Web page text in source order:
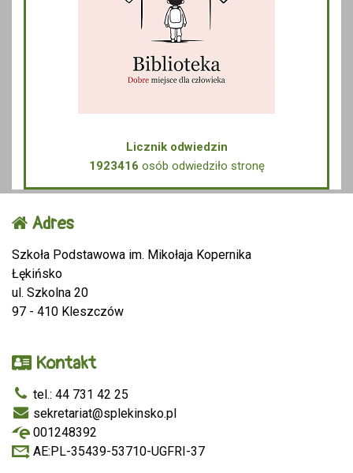
Licznik odwiedzin
1923416 osób odwiedziło stronę
Adres
Szkoła Podstawowa im. Mikołaja Kopernika
Łękińsko
ul. Szkolna 20
97 - 410 Kleszczów
Kontakt
tel.: 44 731 42 25
sekretariat@splekinsko.pl
001248392
AE:PL-35439-53710-UGFRI-37